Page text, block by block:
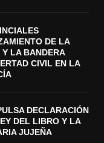
DE LA
LA BANDERA
CIVIL EN LA
DECLARACIÓN
DEL LIBRO Y LA
JUJEÑA